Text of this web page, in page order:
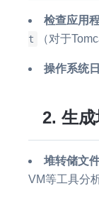
检查应用
t （对于
操作系统
2. 生
堆转储文
VM等工具分